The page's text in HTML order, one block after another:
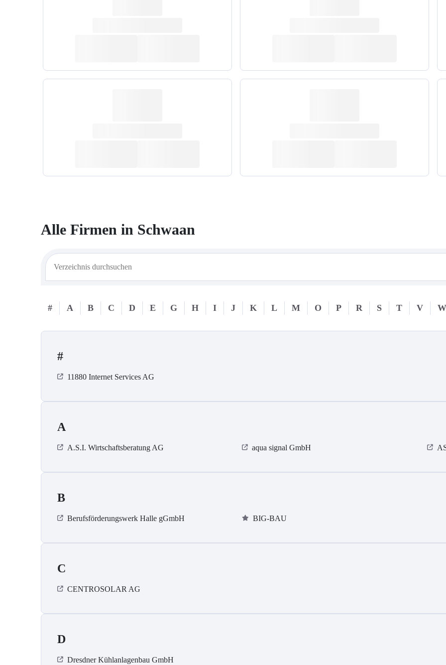
Alle Firmen in Schwaan
# A B C D E G H I J K L M O P R S T V W
#
11880 Internet Services AG
A
A.S.I. Wirtschaftsberatung AG aqua signal GmbH
B
Berufsförderungswerk Halle gGmbH BIG-BAU
C
CENTROSOLAR AG
D
Dresdner Kühlanlagenbau GmbH